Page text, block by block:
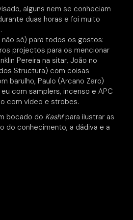
alguns nem se conheciam
duas horas e foi muito
só) para todos os gostos:
projectos para os mencionar
Pereira na sitar, João no
Structura) com coisas
barulho, Paulo (Arcano Zero)
com samplers, incenso e APC
com vídeo e strobes.
bocado do Kashfpara ilustrar as
do conhecimento, a dádiva e a